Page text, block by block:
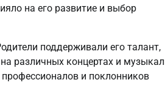
на его развитие и выбор
поддерживали его талант,
различных концертах и
и поклонников